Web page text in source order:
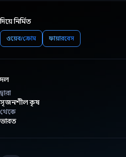
দিয়ে নির্মিত
ওয়েব/ক্রোম ফায়ারবেস
দল
দ্বারা
সৃজনশীল কৃষ
থেকে
ভারত